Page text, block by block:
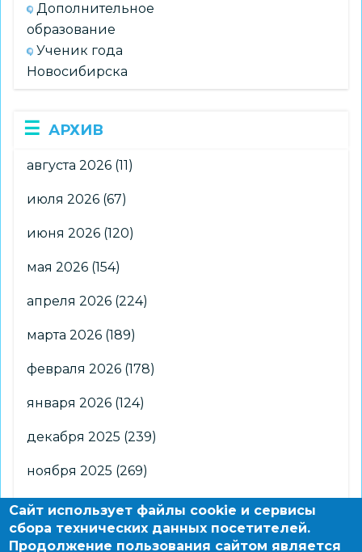
Дополнительное
образование
Ученик года
Новосибирска
АРХИВ
августа 2026 (11)
июля 2026 (67)
июня 2026 (120)
мая 2026 (154)
апреля 2026 (224)
марта 2026 (189)
февраля 2026 (178)
января 2026 (124)
декабря 2025 (239)
ноября 2025 (269)
октября 2025(266)
сентября 2025 (176)
Сайт использует файлы cookie и сервисы
сбора технических данных посетителей.
Продолжение пользования сайтом является